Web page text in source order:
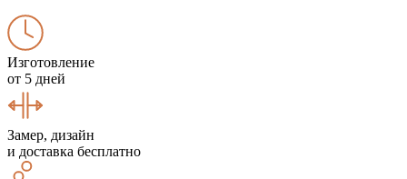
Изготовление
от 5 дней
Замер, дизайн
и доставка бесплатно